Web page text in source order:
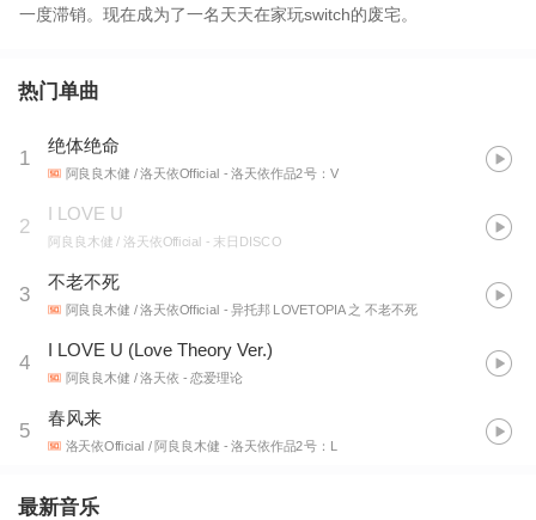
一度滞销。现在成为了一名天天在家玩switch的废宅。
热门单曲
1
绝体绝命
阿良良木健 / 洛天依Official - 洛天依作品2号：V
2
I LOVE U
阿良良木健 / 洛天依Official - 末日DISCO
3
不老不死
阿良良木健 / 洛天依Official - 异托邦 LOVETOPIA 之 不老不死
4
I LOVE U (Love Theory Ver.)
阿良良木健 / 洛天依 - 恋爱理论
5
春风来
洛天依Official / 阿良良木健 - 洛天依作品2号：L
最新音乐